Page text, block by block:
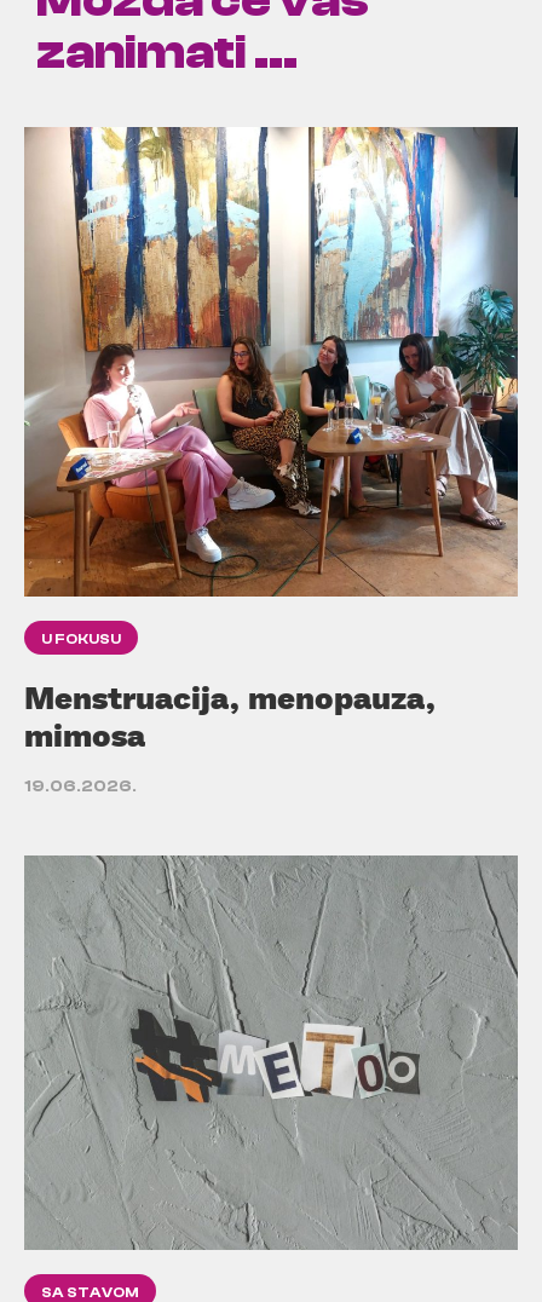
zanimati ...
U FOKUSU
Menstruacija, menopauza,
mimosa
19.06.2026.
SA STAVOM